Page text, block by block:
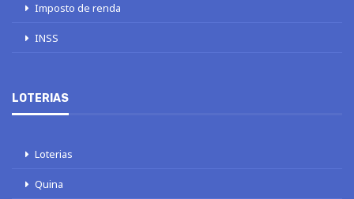
Imposto de renda
INSS
LOTERIAS
Loterias
Quina